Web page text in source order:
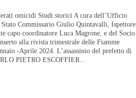
omicidi Studi storici A cura dell’Ufficio
Commissario Giulio Quintavalli, Ispettore
capo coordinatore Luca Magrone, e del Socio
alla rivista trimestrale delle Fiamme
-Aprile 2024. L’assassinio del prefetto di
PIETRO ESCOFFIER...